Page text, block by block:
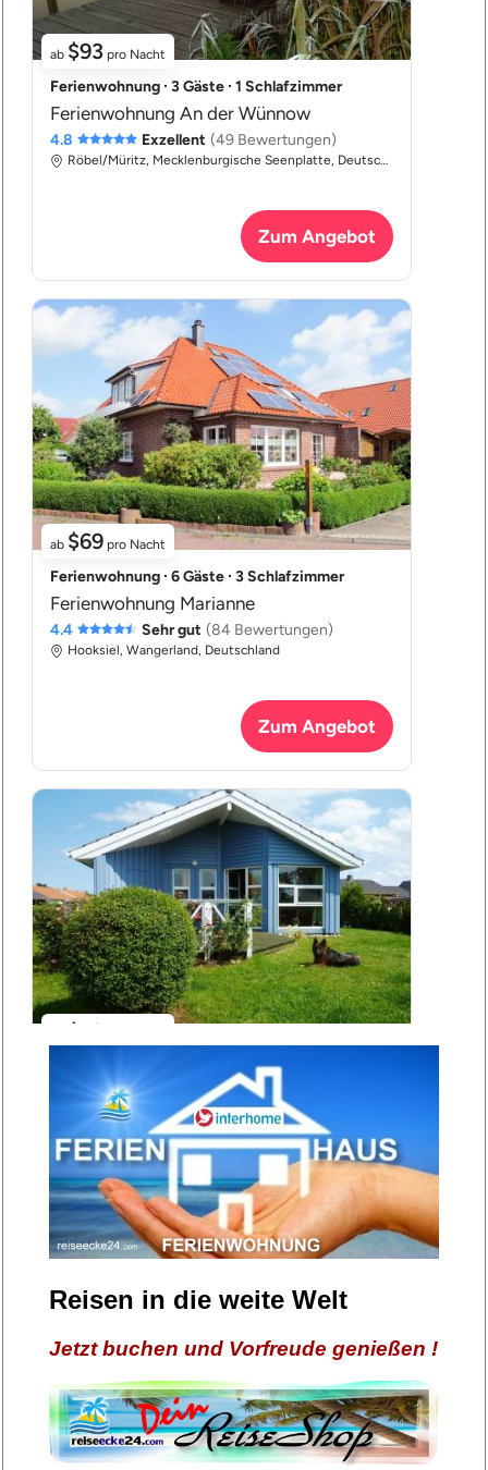
Reisen in die weite Welt
Jetzt buchen und Vorfreude genießen !